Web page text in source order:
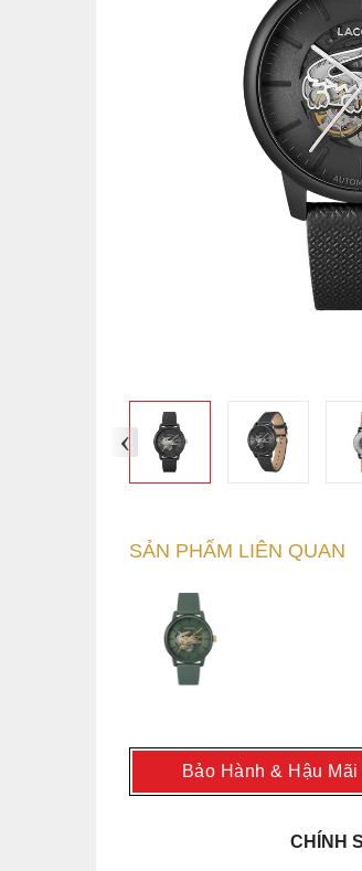
‹
SẢN PHẨM LIÊN QUAN
Bảo Hành & Hậu Mãi
CHÍNH